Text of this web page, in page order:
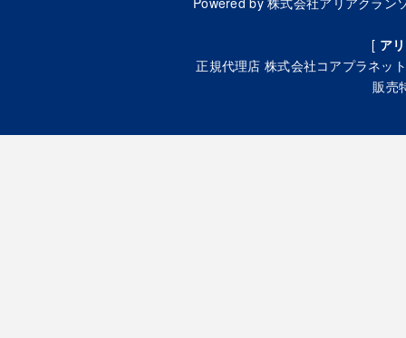
[ ア
正規代理店 株式会社コアプラネッ
販売